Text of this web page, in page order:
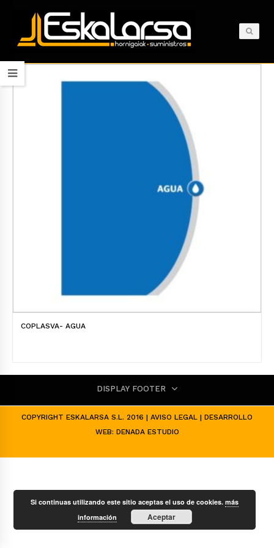
COPLASVA- AGUA
DISPLAY FOOTER
COPYRIGHT ESKALARSA S.L. 2016 | AVISO LEGAL | DESARROLLO
WEB: DENADA ESTUDIO
Si continuas utilizando este sitio aceptas el uso de cookies.más
información
Aceptar